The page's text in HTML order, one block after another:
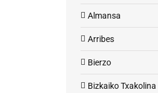
Almansa
Arribes
Bierzo
Bizkaiko Txakolina